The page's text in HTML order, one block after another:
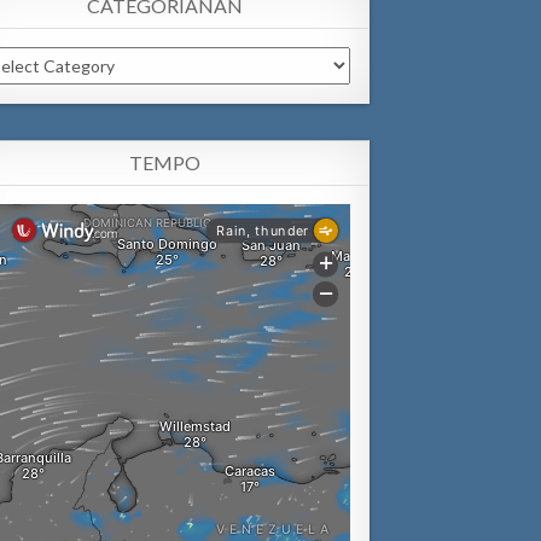
CATEGORIANAN
TEMPO